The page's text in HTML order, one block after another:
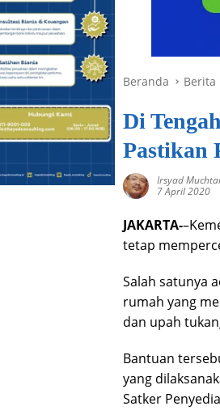
Beranda Berita
Di
Pastikan
Irsyad
7 April 2020
JAKARTA-
tetap
Salah satunya
rumah yang
dan upah
Bantuan
yang
Satker